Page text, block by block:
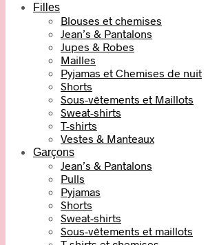
Filles
Blouses et chemises
Jean’s & Pantalons
Jupes & Robes
Mailles
Pyjamas et Chemises de nuit
Shorts
Sous-vêtements et Maillots
Sweat-shirts
T-shirts
Vestes & Manteaux
Garçons
Jean’s & Pantalons
Pulls
Pyjamas
Shorts
Sweat-shirts
Sous-vêtements et maillots